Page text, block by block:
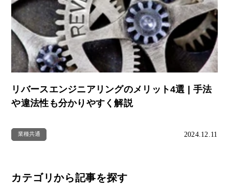
リバースエンジニアリングのメリット4選 | 手法
や違法性も分かりやすく解説
業種共通 2024.12.11
カテゴリから記事を探す